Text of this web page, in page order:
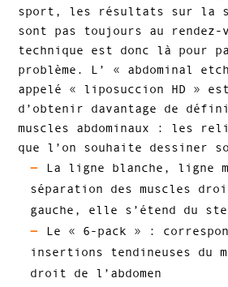
sport, les résultats sur la
sont pas toujours au rendez-
technique est donc là pour
problème. L’ « abdominal
appelé « liposuccion HD »
d’obtenir davantage de
muscles abdominaux : les
que l’on souhaite dessiner
La ligne blanche, ligne
séparation des muscles
gauche, elle s’étend du
Le « 6-pack » :
insertions tendineuses du
droit de l’abdomen